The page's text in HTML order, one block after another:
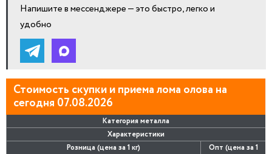
Напишите в мессенджере — это быстро, легко и
удобно
Стоимость скупки и приема лома олова на
сегодня 07.08.2026
Категория металла
Характеристики
Розница (цена за 1 кг)
Опт (цена за 1